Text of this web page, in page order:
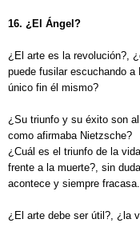
16. ¿El Ángel?
¿El arte es la revolución?,
puede fusilar escuchando
único fin él mismo?
¿Su triunfo y su éxito son
como afirmaba Nietzsche?
¿Cuál es el triunfo de la
frente a la muerte?, sin
acontece y siempre fracasa.
¿El arte debe ser útil?, ¿la